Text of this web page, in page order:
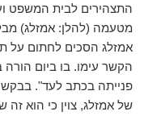
התצהירים לבית המשפט
מטעמה (להלן: אמזלג)
אמזלג הסכים לחתום על
הקשר עימו. בו ביום
פנייתה בכתב לעד".